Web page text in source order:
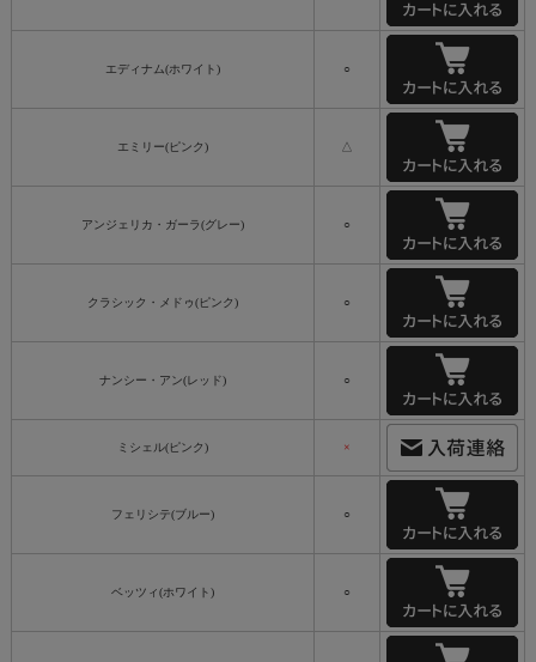
エディナム(ホワイト) ○
エミリー(ピンク) △
アンジェリカ・ガーラ(グレー) ○
クラシック・メドゥ(ピンク) ○
ナンシー・アン(レッド) ○
ミシェル(ピンク) ×
フェリシテ(ブルー) ○
ベッツィ(ホワイト) ○